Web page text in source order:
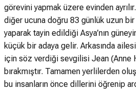
görevini yapmak üzere evinden
diğer ucuna doğru 83 günlük uzun
yaparak tayin edildiği Asya’nın
küçük bir adaya gelir. Arkasında
için söz verdiği sevgilisi Jean (Anne
bırakmıştır. Tamamen yerlilerden
bu insanların önce dillerini öğrenip